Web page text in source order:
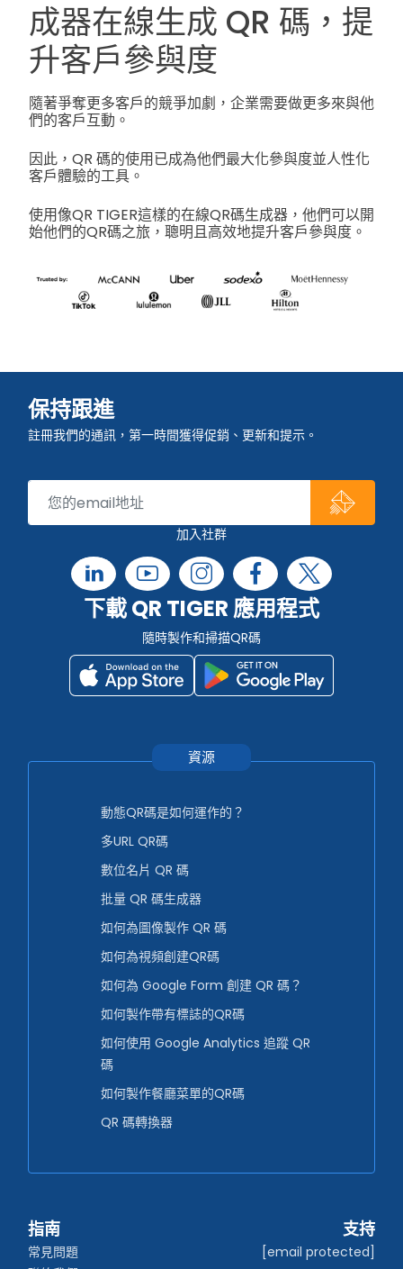
成器在線生成 QR 碼，提
升客戶參與度
隨著爭奪更多客戶的競爭加劇，企業需要做更多來與他
們的客戶互動。
因此，QR 碼的使用已成為他們最大化參與度並人性化
客戶體驗的工具。
使用像QR TIGER這樣的在線QR碼生成器，他們可以開
始他們的QR碼之旅，聰明且高效地提升客戶參與度。
保持跟進
註冊我們的通訊，第一時間獲得促銷、更新和提示。
加入社群
下載 QR TIGER 應用程式
隨時製作和掃描QR碼
資源
動態QR碼是如何運作的？
多URL QR碼
數位名片 QR 碼
批量 QR 碼生成器
如何為圖像製作 QR 碼
如何為視頻創建QR碼
如何為 Google Form 創建 QR 碼？
如何製作帶有標誌的QR碼
如何使用 Google Analytics 追蹤 QR
碼
如何製作餐廳菜單的QR碼
QR 碼轉換器
指南
常見問題
支持
[email protected]